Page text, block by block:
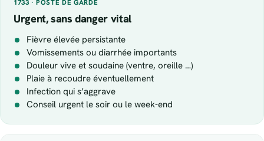
1733 · POSTE DE GARDE
Urgent, sans danger vital
Fièvre élevée persistante
Vomissements ou diarrhée importants
Douleur vive et soudaine (ventre, oreille …)
Plaie à recoudre éventuellement
Infection qui s’aggrave
Conseil urgent le soir ou le week-end